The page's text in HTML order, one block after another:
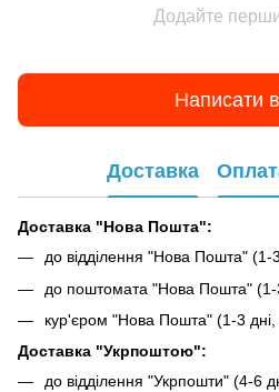
Додайте
Написати
Доставка
Доставка "Нова Пошта":
до відділення "Нова Пошта" (1-
до поштомата "Нова Пошта" (1-3
кур'єром "Нова Пошта" (1-3 дні,
Доставка "Укрпоштою":
до відділення "Укрпошти" (4-6